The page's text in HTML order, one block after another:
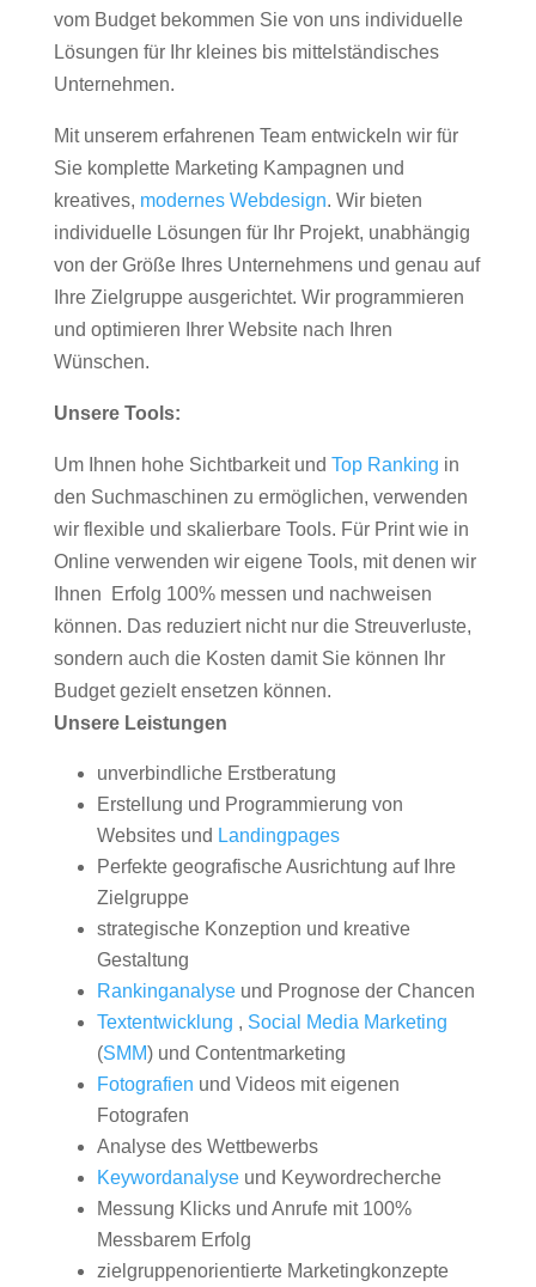
vom Budget bekommen Sie von uns individuelle
Lösungen für Ihr kleines bis mittelständisches
Unternehmen.
Mit unserem erfahrenen Team entwickeln wir für
Sie komplette Marketing Kampagnen und
kreatives, modernes Webdesign. Wir bieten
individuelle Lösungen für Ihr Projekt, unabhängig
von der Größe Ihres Unternehmens und genau auf
Ihre Zielgruppe ausgerichtet. Wir programmieren
und optimieren Ihrer Website nach Ihren
Wünschen.
Unsere Tools:
Um Ihnen hohe Sichtbarkeit und Top Ranking in
den Suchmaschinen zu ermöglichen, verwenden
wir flexible und skalierbare Tools. Für Print wie in
Online verwenden wir eigene Tools, mit denen wir
Ihnen Erfolg 100% messen und nachweisen
können. Das reduziert nicht nur die Streuverluste,
sondern auch die Kosten damit Sie können Ihr
Budget gezielt ensetzen können.
Unsere Leistungen
unverbindliche Erstberatung
Erstellung und Programmierung von
Websites und Landingpages
Perfekte geografische Ausrichtung auf Ihre
Zielgruppe
strategische Konzeption und kreative
Gestaltung
Rankinganalyseund Prognose der Chancen
Textentwicklung , Social Media Marketing
(SMM) und Contentmarketing
Fotografien und Videos mit eigenen
Fotografen
Analyse des Wettbewerbs
Keywordanalyseund Keywordrecherche
Messung Klicks und Anrufe mit 100%
Messbarem Erfolg
zielgruppenorientierte Marketingkonzepte